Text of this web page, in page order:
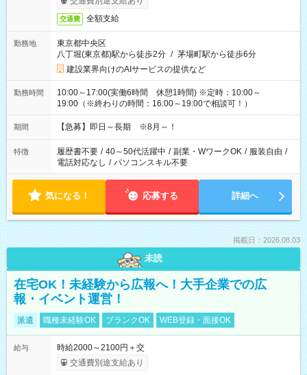
交通費 全額支給
勤務地
東京都中央区
八丁堀(東京都)駅から徒歩2分 / 茅場町駅から徒歩6分
建設業界向けのAIサービスの提供など
勤務時間
10:00～17:00(実働6時間 休憩1時間) ※定時：10:00～
19:00（※終わりの時間：16:00～19:00で相談可！）
期間 【急募】即日～長期 ※8月～！
特徴 履歴書不要 / 40～50代活躍中 / 副業・WワークOK / 服装自由 /
電話対応なし / パソコンスキル不要
気になる！ 応募する 詳細へ
掲載日：2026.08.03
未読
在宅OK！未経験から広報へ！大手企業での広
報・イベント運営！
派遣 職種未経験OK ブランクOK WEB登録・面接OK
給与
時給2000～2100円＋交
交通費別途支給あり